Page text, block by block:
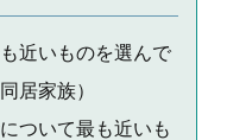
近いものを選んで
居家族）
ついて最も近いも